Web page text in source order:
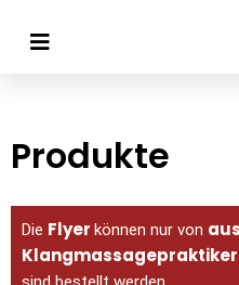
Produkte
Die Flyer können nur von